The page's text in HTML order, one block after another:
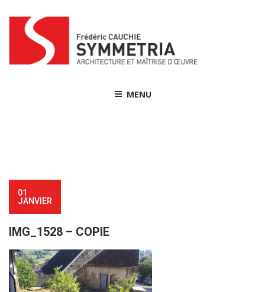
content
MENU
01
JANVIER
IMG_1528 – COPIE